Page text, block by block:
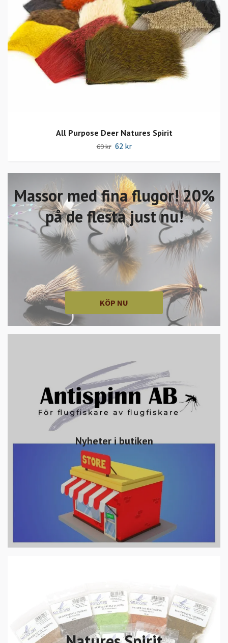
Massor med fina flugor! 20%
på de flesta just nu!
KÖP NU
Nyheter i butiken
All Purpose Deer Natures Spirit
69 kr 62 kr